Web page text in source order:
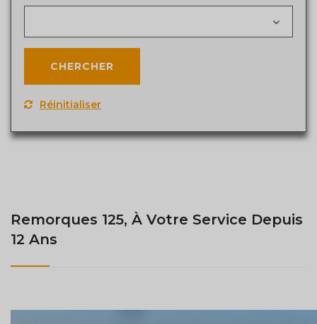
Réinitialiser
Remorques 125, À Votre Service Depuis
12 Ans